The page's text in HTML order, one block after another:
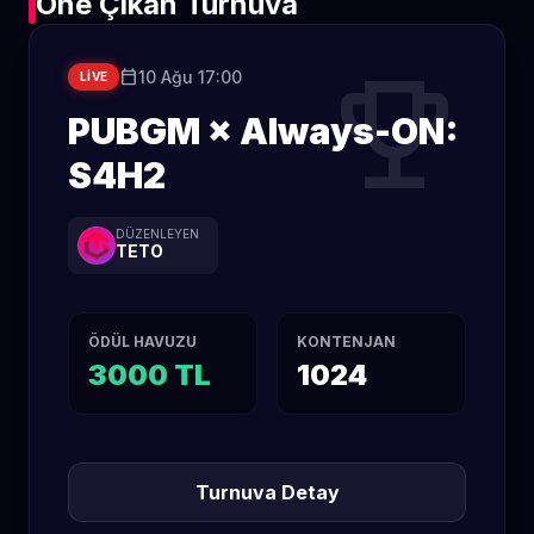
trophy
LIVE calendar_today10 Ağu 17:00
PUBGM × Always-ON:
S4H2
DÜZENLEYEN
TETO
ÖDÜL HAVUZU
3000 TL
KONTENJAN
1024
Turnuva Detay